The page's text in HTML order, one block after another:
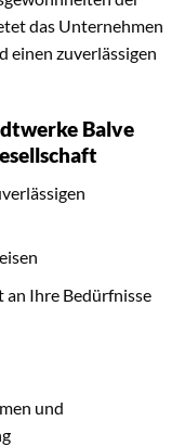
das Unternehmen
einen zuverlässigen
Balve
an Ihre Bedürfnisse
und